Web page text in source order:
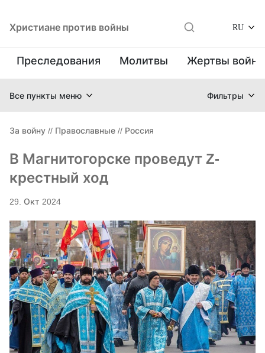
Христиане против войны RU
Преследования Молитвы Жертвы
Все пункты меню Фильтры
За войну // Православные // Россия
В Магнитогорске проведут Z-
крестный ход
29. Окт 2024